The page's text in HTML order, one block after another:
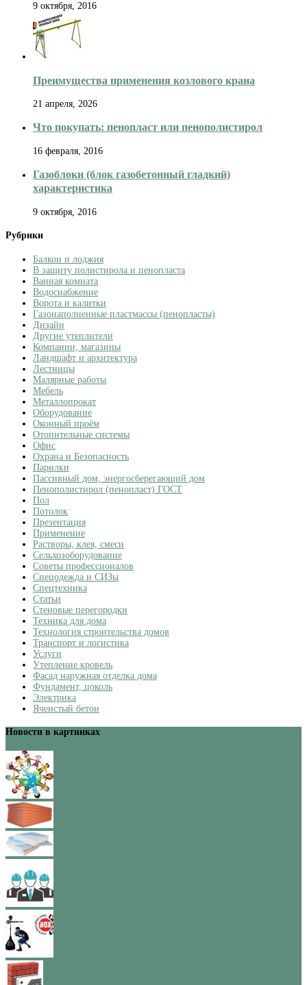
9 октября, 2016
Преимущества применения козлового крана
21 апреля, 2026
Что покупать: пенопласт или пенополистирол
16 февраля, 2016
Газоблоки (блок газобетонный гладкий)
характеристика
9 октября, 2016
Рубрики
Балкон и лоджия
В защиту полистирола и пенопласта
Ванная комната
Водоснабжение
Ворота и калитки
Газонаполненные пластмассы (пенопласты)
Дизайн
Другие утеплители
Компании, магазины
Ландшафт и архитектура
Лестницы
Малярные работы
Мебель
Металлопрокат
Оборудование
Оконный проём
Отопительные системы
Офис
Охрана и Безопасность
Парилки
Пассивный дом, энергосберегающий дом
Пенополистирол (пенопласт) ГОСТ
Пол
Потолок
Презентация
Применение
Растворы, клея, смеси
Сельхозоборудование
Советы профессионалов
Спецодежда и СИЗы
Спецтехника
Статьи
Стеновые перегородки
Техника для дома
Технология строительства домов
Транспорт и логистика
Услуги
Утепление кровель
Фасад наружная отделка дома
Фундамент, цоколь
Электрика
Ячеистый бетон
Новости в картинках